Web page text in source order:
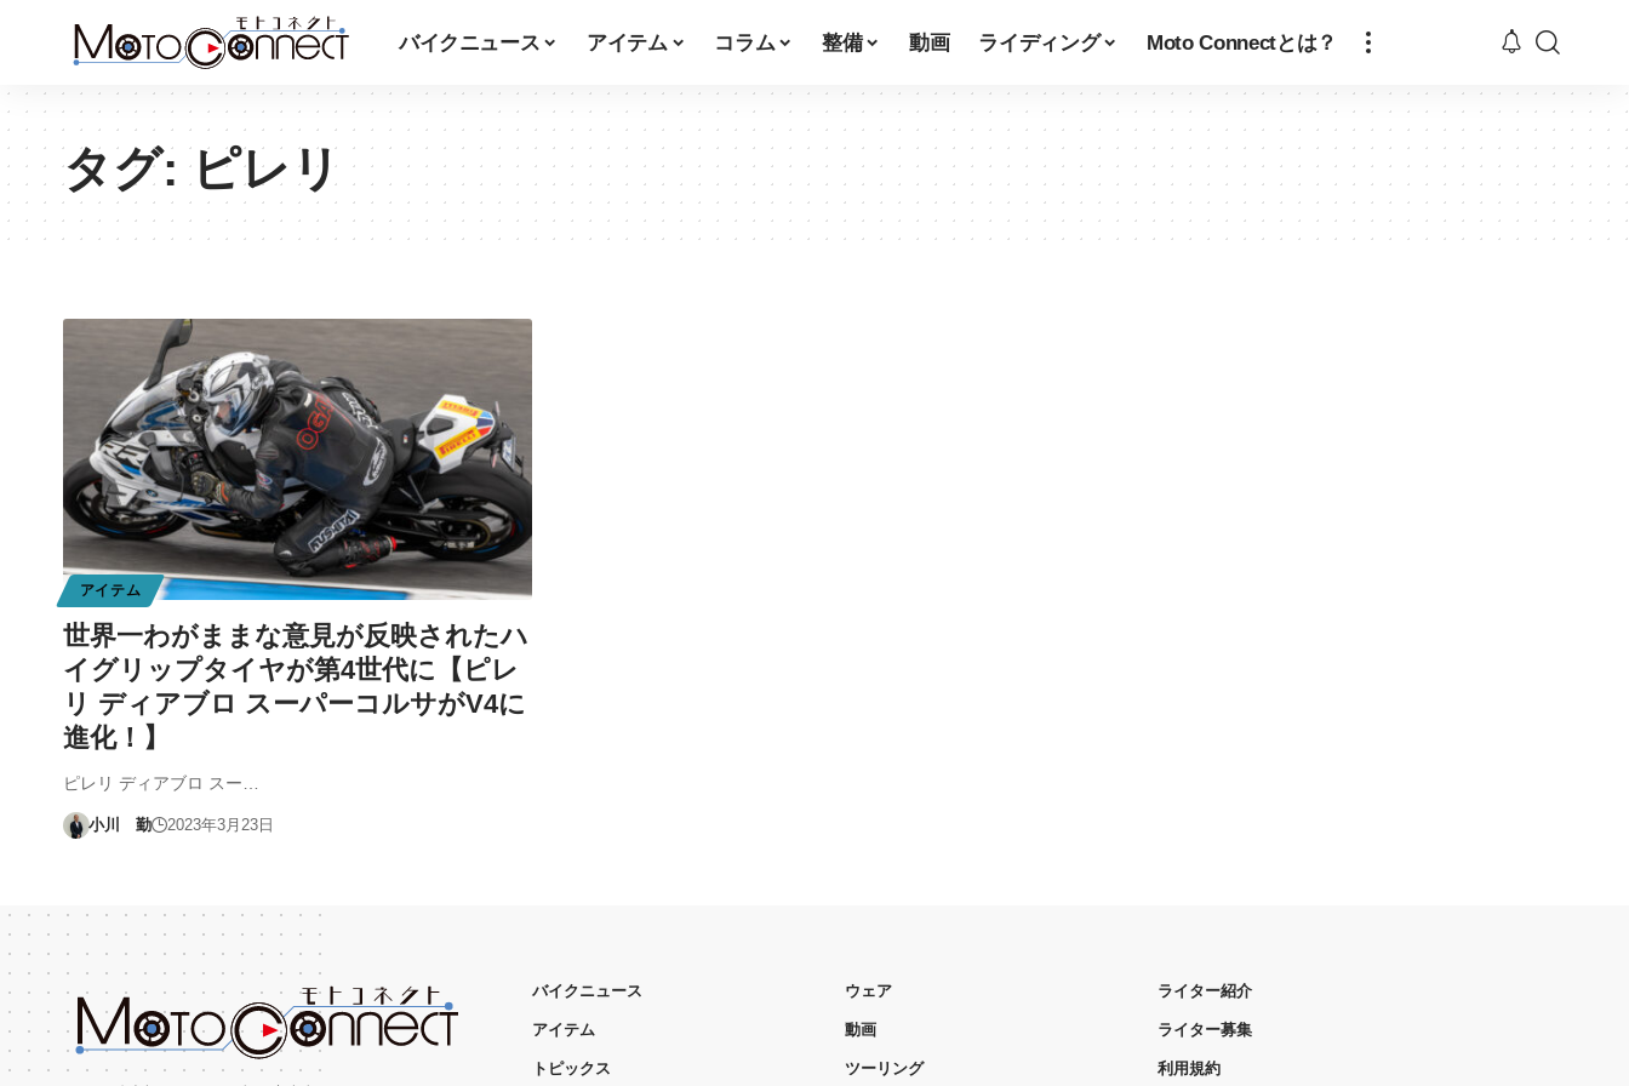
バイクニュース アイテム コラム 整備 動画 ライディング Moto Connectとは？
タグ:ピレリ
アイテム
世界一わがままな意見が反映されたハ
イグリップタイヤが第4世代に【ピレ
リ ディアブロ スーパーコルサがV4に
進化！】
ピレリ ディアブロ スー…
小川 勤 2023年3月23日
バイクニュース
アイテム
トピックス
ウェア
動画
ツーリング
ライター紹介
ライター募集
利用規約